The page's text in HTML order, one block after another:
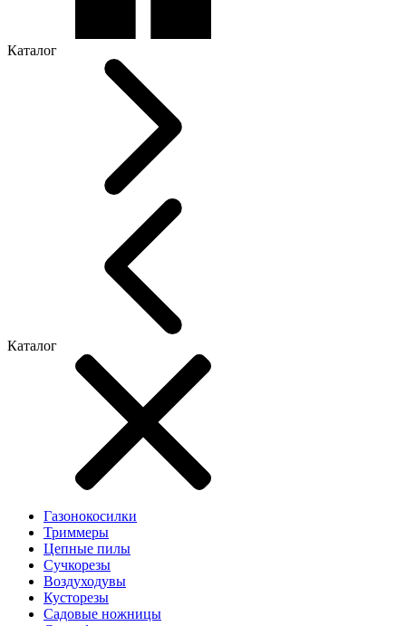
Каталог
Каталог
Газонокосилки
Триммеры
Цепные пилы
Cучкорезы
Воздуходувы
Кусторезы
Садовые ножницы